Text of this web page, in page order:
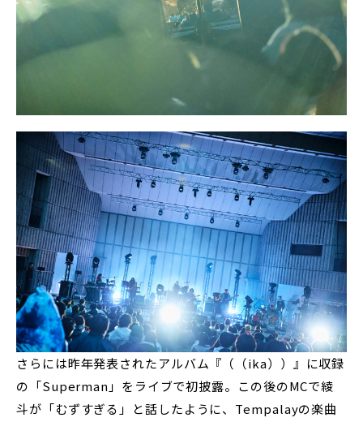
さらには昨年発表されたアルバム『（（ika））』に収録
の「Superman」をライブで初披露。この後のMCで綾
斗が「むずすぎる」と話したように、Tempalayの楽曲